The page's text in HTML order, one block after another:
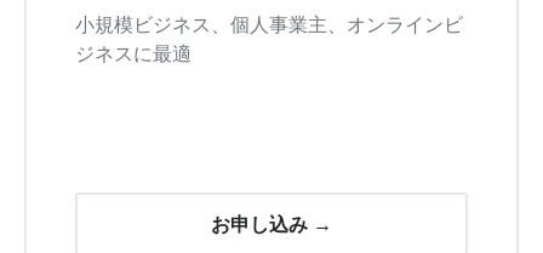
小規模ビジネス、個人事業主、オンラインビ
ジネスに最適
お申し込み →